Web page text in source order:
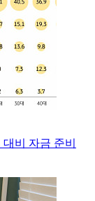
비 자금 준비